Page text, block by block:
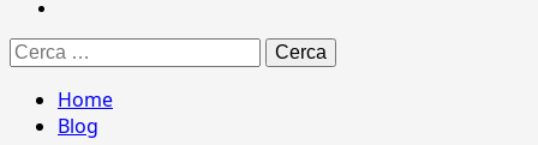
Ricerca
per:
Home
Blog